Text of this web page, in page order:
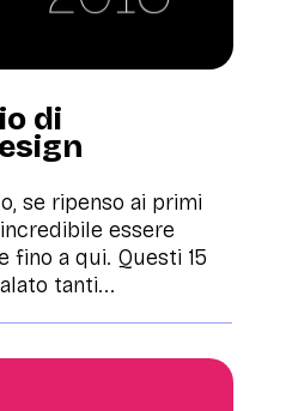
di
se ripenso ai primi
essere
fino a qui. Questi 15
tanti...